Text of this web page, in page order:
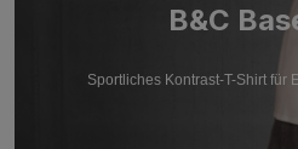
B&C
Sportliches Kontrast-T-Shirt für